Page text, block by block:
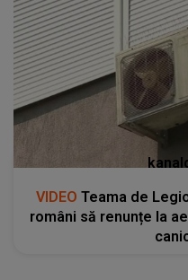
VIDEO Teama de
români să renunțe la